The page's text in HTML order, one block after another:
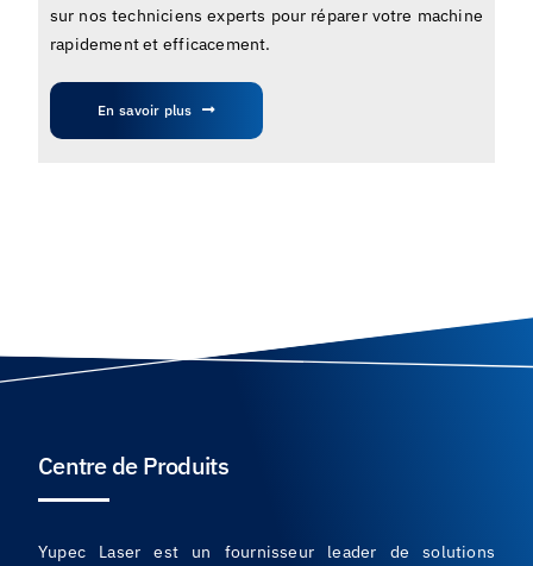
sur nos techniciens experts pour réparer votre machine
rapidement et efficacement.
En savoir plus
Centre de Produits
Yupec Laser est un fournisseur leader de solutions